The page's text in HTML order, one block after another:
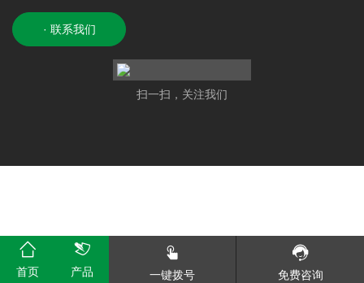
· 联系我们
扫一扫，关注我们
首页 产品 一键拨号 免费咨询